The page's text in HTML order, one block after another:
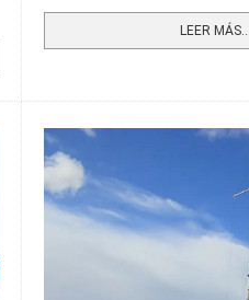
LEER